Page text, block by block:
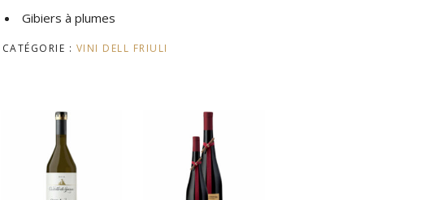
Gibiers à plumes
CATÉGORIE : VINI DELL FRIULI